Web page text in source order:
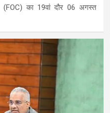
(FOC) का 19वां दौर 06 अगस्त